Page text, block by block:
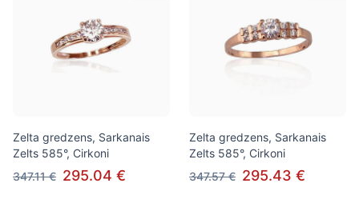
Zelta gredzens, Sarkanais
Zelts 585°, Cirkoni
347.11 € 295.04 €
Zelta gredzens, Sarkanais
Zelts 585°, Cirkoni
347.57 € 295.43 €